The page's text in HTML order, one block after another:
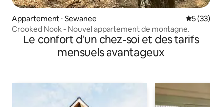
Appartement ⋅ Sewanee
5 (33)
Crooked Nook - Nouvel appartement de montagne.
Le confort d'un chez-soi et des tarifs
mensuels avantageux